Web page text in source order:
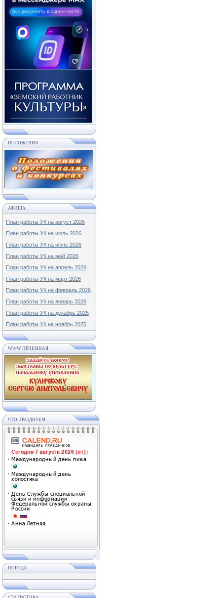
ПОЛОЖЕНИЯ
АФИША
План работы УК на август 2026
План работы УК на июль 2026
План работы УК на июнь 2026
План работы УК на май 2026
План работы УК на апрель 2026
План работы УК на март 2026
План работы УК на февраль 2026
План работы УК на январь 2026
План работы УК на декабрь 2025
План работы УК на ноябрь 2025
WWW ПРИЕМНАЯ
ЧТО ПРАЗДНУЕМ
ПОГОДА